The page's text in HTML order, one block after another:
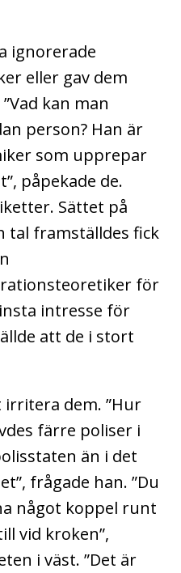
ignorerade
eller gav dem
kan man
person? Han är
som upprepar
påpekade de.
Sättet på
tal framställdes fick
för
intresse för
att de i stort
dem. ”Hur
färre poliser i
än i det
frågade han. ”Du
något koppel runt
vid kroken”,
i väst. ”Det är